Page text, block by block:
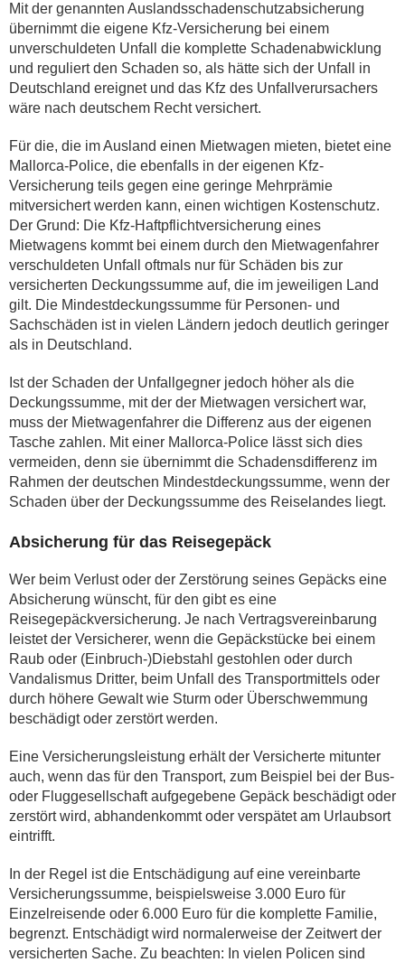
Mit der genannten Auslandsschadenschutzabsicherung
übernimmt die eigene Kfz-Versicherung bei einem
unverschuldeten Unfall die komplette Schadenabwicklung
und reguliert den Schaden so, als hätte sich der Unfall in
Deutschland ereignet und das Kfz des Unfallverursachers
wäre nach deutschem Recht versichert.
Für die, die im Ausland einen Mietwagen mieten, bietet eine
Mallorca-Police, die ebenfalls in der eigenen Kfz-
Versicherung teils gegen eine geringe Mehrprämie
mitversichert werden kann, einen wichtigen Kostenschutz.
Der Grund: Die Kfz-Haftpflichtversicherung eines
Mietwagens kommt bei einem durch den Mietwagenfahrer
verschuldeten Unfall oftmals nur für Schäden bis zur
versicherten Deckungssumme auf, die im jeweiligen Land
gilt. Die Mindestdeckungssumme für Personen- und
Sachschäden ist in vielen Ländern jedoch deutlich geringer
als in Deutschland.
Ist der Schaden der Unfallgegner jedoch höher als die
Deckungssumme, mit der der Mietwagen versichert war,
muss der Mietwagenfahrer die Differenz aus der eigenen
Tasche zahlen. Mit einer Mallorca-Police lässt sich dies
vermeiden, denn sie übernimmt die Schadensdifferenz im
Rahmen der deutschen Mindestdeckungssumme, wenn der
Schaden über der Deckungssumme des Reiselandes liegt.
Absicherung für das Reisegepäck
Wer beim Verlust oder der Zerstörung seines Gepäcks eine
Absicherung wünscht, für den gibt es eine
Reisegepäckversicherung. Je nach Vertragsvereinbarung
leistet der Versicherer, wenn die Gepäckstücke bei einem
Raub oder (Einbruch-)Diebstahl gestohlen oder durch
Vandalismus Dritter, beim Unfall des Transportmittels oder
durch höhere Gewalt wie Sturm oder Überschwemmung
beschädigt oder zerstört werden.
Eine Versicherungsleistung erhält der Versicherte mitunter
auch, wenn das für den Transport, zum Beispiel bei der Bus-
oder Fluggesellschaft aufgegebene Gepäck beschädigt oder
zerstört wird, abhandenkommt oder verspätet am Urlaubsort
eintrifft.
In der Regel ist die Entschädigung auf eine vereinbarte
Versicherungssumme, beispielsweise 3.000 Euro für
Einzelreisende oder 6.000 Euro für die komplette Familie,
begrenzt. Entschädigt wird normalerweise der Zeitwert der
versicherten Sache. Zu beachten: In vielen Policen sind